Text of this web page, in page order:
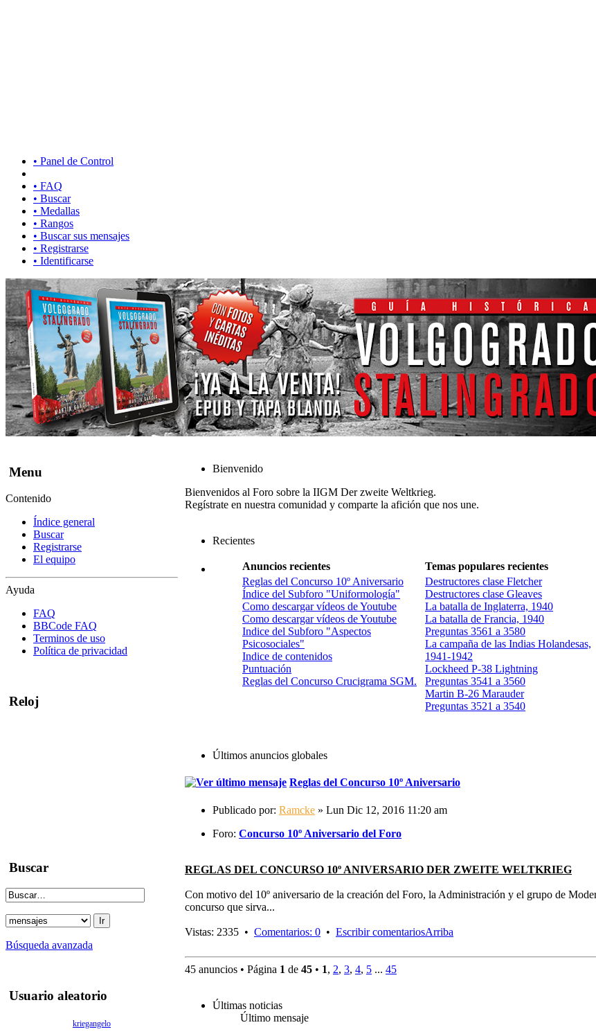
• Panel de Control
• FAQ
• Buscar
• Medallas
• Rangos
• Buscar sus mensajes
• Registrarse
• Identificarse
Menu
Contenido
Índice general
Buscar
Registrarse
El equipo
Ayuda
FAQ
BBCode FAQ
Terminos de uso
Política de privacidad
Reloj
Buscar
Búsqueda avanzada
Usuario aleatorio
kriegangelo
Bienvenido
Bienvenidos al Foro sobre la IIGM Der zweite Weltkrieg.
Regístrate en nuestra comunidad y comparte la afición que nos une.
Recientes
Anuncios recientes Temas populares recientes
Reglas del Concurso 10º Aniversario
Índice del Subforo "Uniformología"
Como descargar vídeos de Youtube
Como descargar vídeos de Youtube
Indice del Subforo "Aspectos
Psicosociales"
Indice de contenidos
Puntuación
Reglas del Concurso Crucigrama SGM.
Destructores clase Fletcher
Destructores clase Gleaves
La batalla de Inglaterra, 1940
La batalla de Francia, 1940
Preguntas 3561 a 3580
La campaña de las Indias Holandesas,
1941-1942
Lockheed P-38 Lightning
Preguntas 3541 a 3560
Martin B-26 Marauder
Preguntas 3521 a 3540
Últimos anuncios globales
Reglas del Concurso 10º Aniversario
Publicado por: Ramcke » Lun Dic 12, 2016 11:20 am
Foro: Concurso 10º Aniversario del Foro
REGLAS DEL CONCURSO 10º ANIVERSARIO DER ZWEITE WELTKRIEG
Con motivo del 10º aniversario de la creación del Foro, la Administración y el grupo de
concurso que sirva...
Vistas: 2335 • Comentarios: 0 • Escribir comentariosArriba
45 anuncios • Página 1 de 45 • 1, 2, 3, 4, 5 ... 45
Últimas noticias
Último mensaje